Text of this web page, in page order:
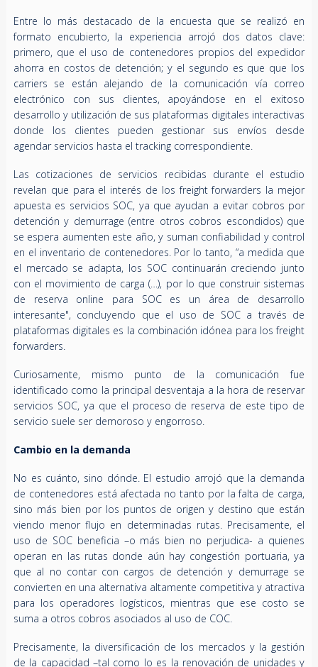
Entre lo más destacado de la encuesta que se realizó en
formato encubierto, la experiencia arrojó dos datos clave:
primero, que el uso de contenedores propios del expedidor
ahorra en costos de detención; y el segundo es que que los
carriers se están alejando de la comunicación vía correo
electrónico con sus clientes, apoyándose en el exitoso
desarrollo y utilización de sus plataformas digitales interactivas
donde los clientes pueden gestionar sus envíos desde
agendar servicios hasta el tracking correspondiente.
Las cotizaciones de servicios recibidas durante el estudio
revelan que para el interés de los freight forwarders la mejor
apuesta es servicios SOC, ya que ayudan a evitar cobros por
detención y demurrage (entre otros cobros escondidos) que
se espera aumenten este año, y suman confiabilidad y control
en el inventario de contenedores. Por lo tanto, “a medida que
el mercado se adapta, los SOC continuarán creciendo junto
con el movimiento de carga (…), por lo que construir sistemas
de reserva online para SOC es un área de desarrollo
interesante", concluyendo que el uso de SOC a través de
plataformas digitales es la combinación idónea para los freight
forwarders.
Curiosamente, mismo punto de la comunicación fue
identificado como la principal desventaja a la hora de reservar
servicios SOC, ya que el proceso de reserva de este tipo de
servicio suele ser demoroso y engorroso.
Cambio en la demanda
No es cuánto, sino dónde. El estudio arrojó que la demanda
de contenedores está afectada no tanto por la falta de carga,
sino más bien por los puntos de origen y destino que están
viendo menor flujo en determinadas rutas. Precisamente, el
uso de SOC beneficia –o más bien no perjudica- a quienes
operan en las rutas donde aún hay congestión portuaria, ya
que al no contar con cargos de detención y demurrage se
convierten en una alternativa altamente competitiva y atractiva
para los operadores logísticos, mientras que ese costo se
suma a otros cobros asociados al uso de COC.
Precisamente, la diversificación de los mercados y la gestión
de la capacidad –tal como lo es la renovación de unidades y